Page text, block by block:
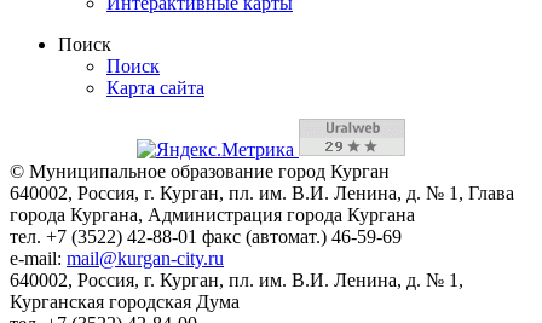
Поиск
Поиск
Карта сайта
© Муниципальное образование город Курган
640002, Россия, г. Курган, пл. им. В.И. Ленина, д. № 1, Глава
города Кургана, Администрация города Кургана
тел. +7 (3522) 42-88-01 факс (автомат.) 46-59-69
e-mail: mail@kurgan-city.ru
640002, Россия, г. Курган, пл. им. В.И. Ленина, д. № 1,
Курганская городская Дума